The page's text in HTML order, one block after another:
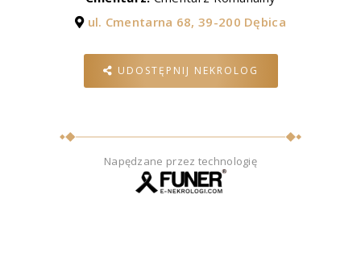
ul. Cmentarna 68, 39-200 Dębica
UDOSTĘPNIJ NEKROLOG
Napędzane przez technologię